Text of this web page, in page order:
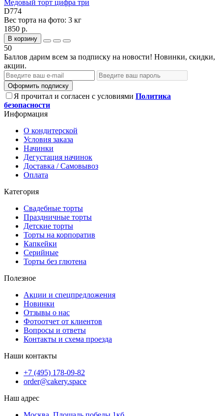
Медовый торт цифра три
D774
Вес торта на фото: 3 кг
1850 р.
В корзину
50
Баллов дарим всем за подписку на новости! Новинки, скидки,
акции.
Оформить подписку
Я прочитал и согласен с условиями Политика
безопасности
Информация
О кондитерской
Условия заказа
Начинки
Дегустация начинок
Доставка / Самовывоз
Оплата
Категория
Свадебные торты
Праздничные торты
Детские торты
Торты на корпоратив
Капкейки
Серийные
Торты без глютена
Полезное
Акции и спецпредложения
Новинки
Отзывы о нас
Фотоотчет от клиентов
Вопросы и ответы
Контакты и схема проезда
Наши контакты
+7 (495) 178-09-82
order@cakery.space
Наш адрес